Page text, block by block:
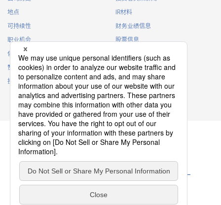
9892S 系列（9）
9892B 系列（38）
地点
可持续性
职业机会
俱乐部活动
赞助
接触
IR材料
财务业绩信息
股票信息
IR日历
IR常见问题
IR策略
免责声明
隐私政策 Cookie 政策 ソーシャルメディアポリシー
服务条款